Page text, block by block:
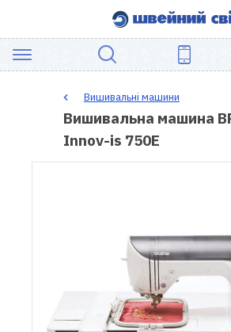
ШВЕЙНЕ
ОБЛАДНАННЯ
Вишивальні машини
Вишивальна машина
Innov-is 750E